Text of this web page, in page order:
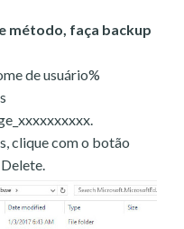
método, faça backup
de usuário%
clique com o botão